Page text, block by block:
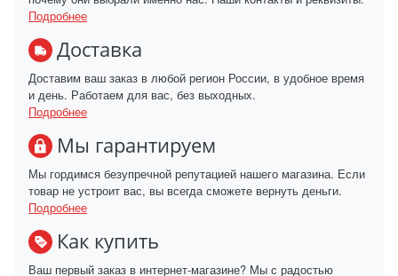
Подробнее
Доставка
Доставим ваш заказ в любой регион России, в удобное время
и день. Работаем для вас, без выходных.
Подробнее
Мы гарантируем
Мы гордимся безупречной репутацией нашего магазина. Если
товар не устроит вас, вы всегда сможете вернуть деньги.
Подробнее
Как купить
Ваш первый заказ в интернет-магазине? Мы с радостью